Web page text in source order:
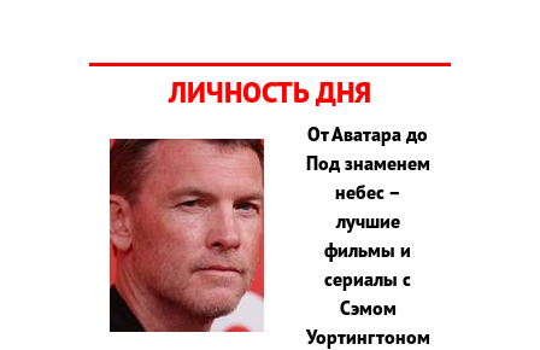
ЛИЧНОСТЬ ДНЯ
От Аватара до
Под знаменем
небес –
лучшие
фильмы и
сериалы с
Сэмом
Уортингтоном